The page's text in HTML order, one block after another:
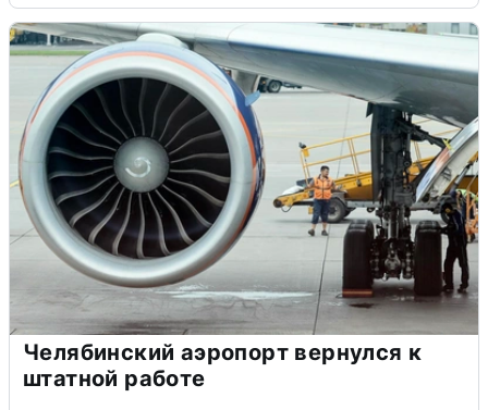
Челябинский аэропорт вернулся к
штатной работе